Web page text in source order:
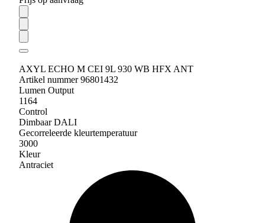
AXYL ECHO M CEI 9L 930 WB HFX ANT
Artikel nummer 96801432
Lumen Output
1164
Control
Dimbaar DALI
Gecorreleerde kleurtemperatuur
3000
Kleur
Antraciet